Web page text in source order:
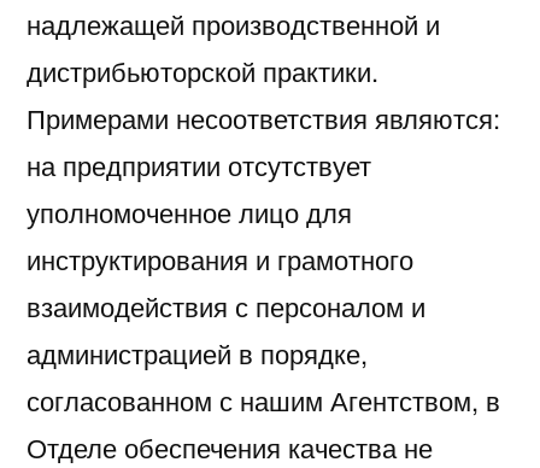
надлежащей производственной и
дистрибьюторской практики.
Примерами несоответствия являются:
на предприятии отсутствует
уполномоченное лицо для
инструктирования и грамотного
взаимодействия с персоналом и
администрацией в порядке,
согласованном с нашим Агентством, в
Отделе обеспечения качества не